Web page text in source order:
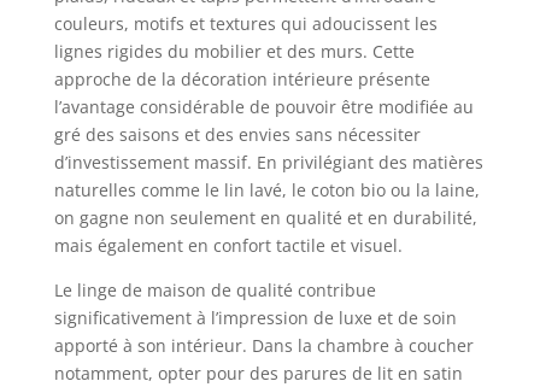
couleurs, motifs et textures qui adoucissent les
lignes rigides du mobilier et des murs. Cette
approche de la décoration intérieure présente
l’avantage considérable de pouvoir être modifiée au
gré des saisons et des envies sans nécessiter
d’investissement massif. En privilégiant des matières
naturelles comme le lin lavé, le coton bio ou la laine,
on gagne non seulement en qualité et en durabilité,
mais également en confort tactile et visuel.
Le linge de maison de qualité contribue
significativement à l’impression de luxe et de soin
apporté à son intérieur. Dans la chambre à coucher
notamment, opter pour des parures de lit en satin